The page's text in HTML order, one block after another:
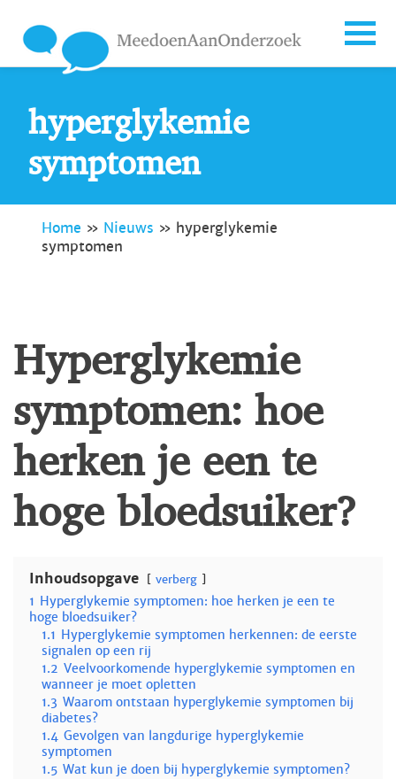
hyperglykemie
symptomen
Home » Nieuws » hyperglykemie
symptomen
Hyperglykemie
symptomen: hoe
herken je een te
hoge bloedsuiker?
Inhoudsopgave verberg
1 Hyperglykemie symptomen: hoe herken je een te
hoge bloedsuiker?
1.1 Hyperglykemie symptomen herkennen: de eerste
signalen op een rij
1.2 Veelvoorkomende hyperglykemie symptomen en
wanneer je moet opletten
1.3 Waarom ontstaan hyperglykemie symptomen bij
diabetes?
1.4 Gevolgen van langdurige hyperglykemie
symptomen
1.5 Wat kun je doen bij hyperglykemie symptomen?